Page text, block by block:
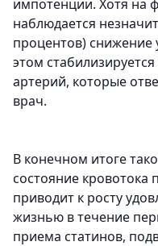
импотенции. Хотя на
наблюдается
процентов) снижение
этом
артерий, которые
врач.
В конечном итоге
состояние кровотока
приводит к росту
жизнью в течение
приема статинов,